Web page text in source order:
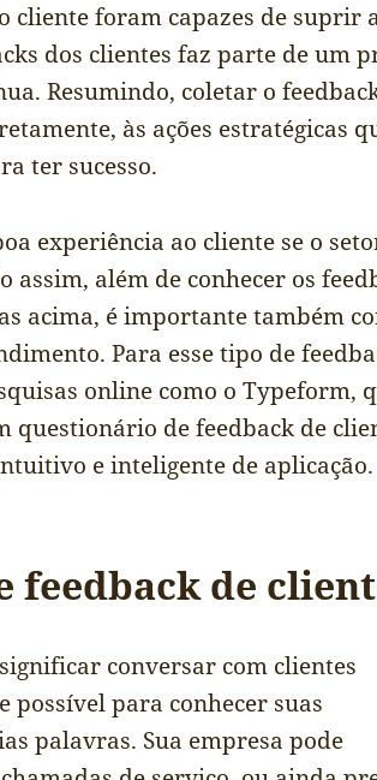
cliente foram capazes de suprir
dos clientes faz parte de um
Resumindo, coletar o
às ações estratégicas
ter sucesso.
experiência ao cliente se o
além de conhecer os
acima, é importante também
Para esse tipo de
online como o Typeform,
de feedback de
e inteligente de aplicação.
feedback de
conversar com clientes
para conhecer suas
palavras. Sua empresa pode